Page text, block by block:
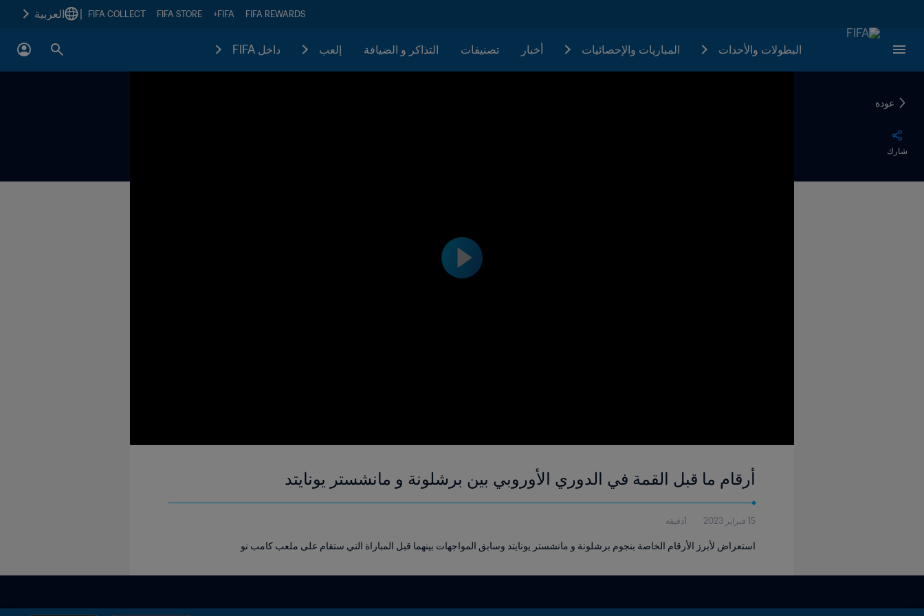
FIFA REWARDS
FIFA+
FIFA STORE
FIFA COLLECT العربية
البطولات والأحدات المباريات والإحصائيات أخبار تصنيفات التذاكر و الضيافة إلعب داخل FIFA
عودة
شارك
أرقام ما قبل القمة في الدوري الأوروبي بين برشلونة و مانشستر يونايتد
15 فبراير 2023 1دقيقة
استعراض لأبرز الأرقام الخاصة بنجوم برشلونة و مانشستر يونايتد وسابق المواجهات بينهما قبل المباراة التي ستقام على ملعب كامب نو